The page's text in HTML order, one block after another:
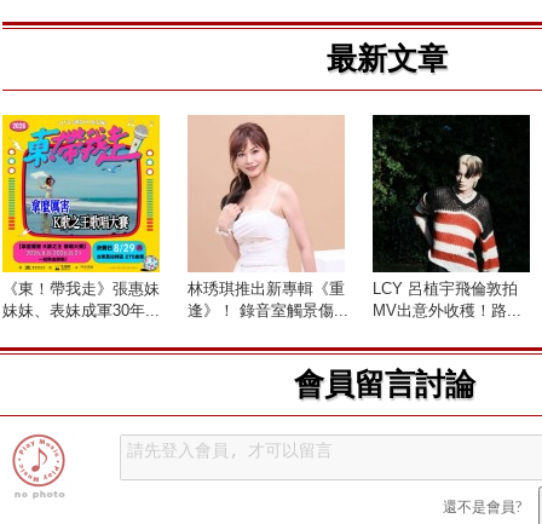
最新文章
《東！帶我走》張惠妹
妹妹、表妹成軍30年...
林琇琪推出新專輯《重
逢》！ 錄音室觸景傷...
LCY 呂植宇飛倫敦拍
MV出意外收穫！路...
會員留言討論
還不是會員?